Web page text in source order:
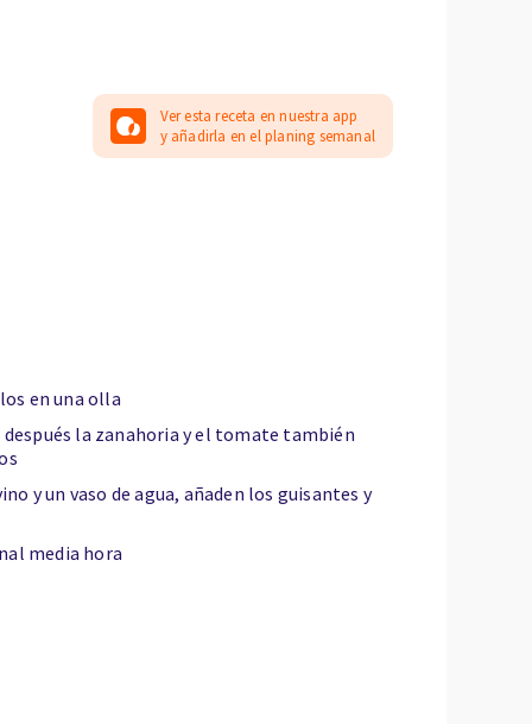
Ver esta receta en nuestra app
y añadirla en el planing semanal
en una olla
la zanahoria y el tomate también
y un vaso de agua, añaden los guisantes y
media hora